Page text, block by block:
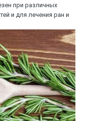
при различных
и для лечения ран и